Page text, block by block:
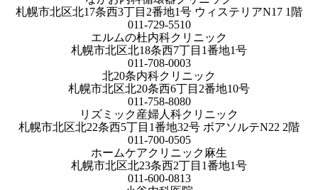
札幌市北区北17条西3丁目2番地1号 ウィステリアN17 1階
011-729-5510
エルムの杜内科クリニック
札幌市北区北18条西7丁目1番地1号
011-708-0003
北20条内科クリニック
札幌市北区北20条西6丁目2番地10号
011-758-8080
リズミック産婦人科クリニック
札幌市北区北22条西5丁目1番地32号 ボアソルテN22 2階
011-700-0505
ホームケアクリニック麻生
札幌市北区北23条西2丁目1番地1号
011-600-0813